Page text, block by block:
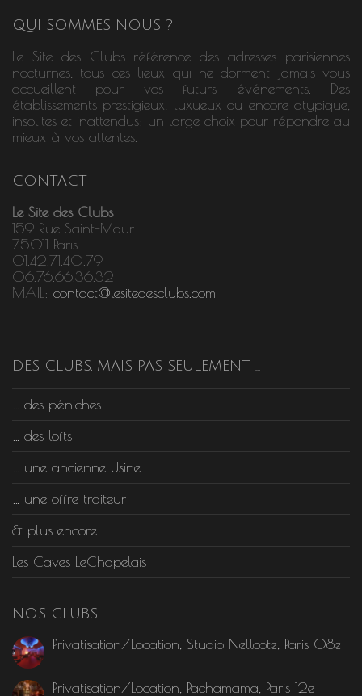
QUI SOMMES NOUS ?
Le Site des Clubs référence des adresses parisiennes
nocturnes, tous ces lieux qui ne dorment jamais vous
accueillent pour vos futurs événements. Des
établissements prestigieux, luxueux ou encore atypique,
insolites et inattendus; un large choix pour répondre au
mieux à vos attentes.
CONTACT
Le Site des Clubs
159 Rue Saint-Maur
75011 Paris
01.42.71.40.79
06.76.66.36.32
MAIL: contact@lesitedesclubs.com
DES CLUBS, MAIS PAS SEULEMENT …
… des péniches
… des lofts
… une ancienne Usine
… une offre traiteur
& plus encore
Les Caves LeChapelais
NOS CLUBS
Privatisation/Location, Studio Nellcote, Paris 08e
Privatisation/Location, Pachamama, Paris 12e